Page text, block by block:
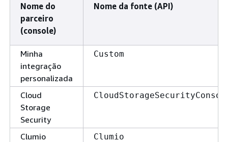
Nome do
parceiro
(console)
Nome da fonte (API)
Minha
integração
personalizada
Custom
Cloud
Storage
Security
Clumio Clumio